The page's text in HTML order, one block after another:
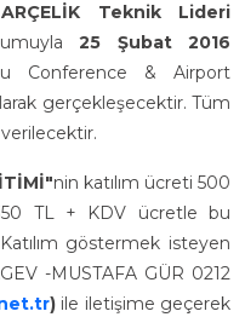
Teknik Lideri
25 Şubat 2016
Conference & Airport
gerçekleşecektir. Tüm
verilecektir.
nin katılım ücreti 500
TL + KDV ücretle bu
göstermek isteyen
-MUSTAFA GÜR 0212
)ile iletişime geçerek